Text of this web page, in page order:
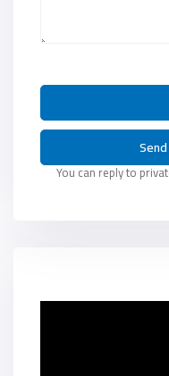
You can reply to